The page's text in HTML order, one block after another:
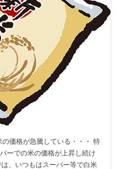
価格が急騰している・・・ 特
ーでの米の価格が上昇し続け
、いつもはスーパー等で白米